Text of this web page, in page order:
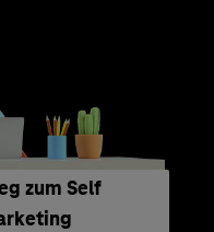
zum Self